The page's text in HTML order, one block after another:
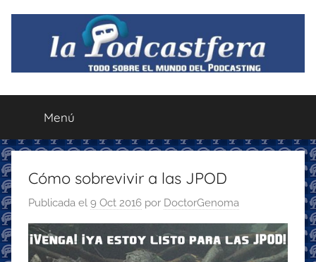
contenido
La
Podcastfera
mundo
del
podcasting
recomendaciones
para
disfrutar
Menú
Cómo sobrevivir a las JPOD
Publicada el 9 Oct 2016 por DoctorGenoma